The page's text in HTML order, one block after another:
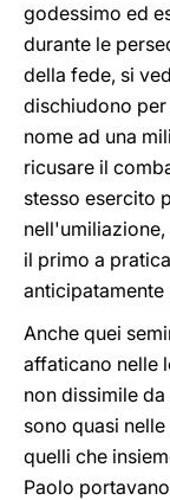
godessimo ed
durante le
della fede, si
dischiudono
nome ad una
ricusare il
stesso esercito
il primo a
Anche quei
affaticano nelle
non dissimile
sono quasi
quelli che
Paolo